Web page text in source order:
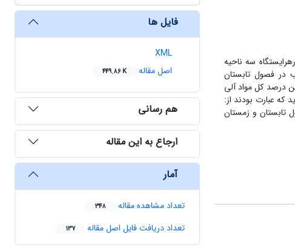
سه ناحیه
در فصول تابستان
زمستان (14/0±6/44) و بهار (18/0±37) ثبت شد. بیشترین درصد کل مواد آلی
تابستان و زمستان
فایل ها
XML
اصل مقاله
449.86 K
هم رسانی
ارجاع به این مقاله
آمار
تعداد مشاهده مقاله 348
تعداد دریافت فایل اصل مقاله 137